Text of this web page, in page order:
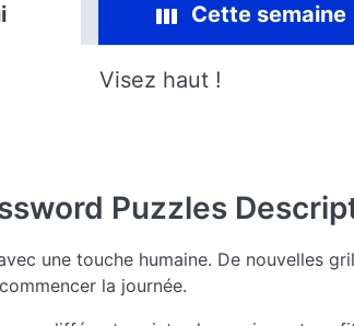
Cette semaine
Visez haut !
Puzzles
une touche humaine. De nouvelles
la journée.